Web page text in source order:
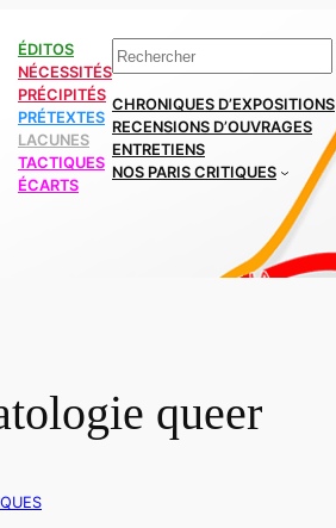
ÉDITOS
NÉCESSITÉS
PRÉCIPITÉS
PRÉTEXTES
LACUNES
TACTIQUES
ÉCARTS
Rechercher
CHRONIQUES D’EXPOSITIONS
RECENSIONS D’OUVRAGES
ENTRETIENS
NOS PARIS CRITIQUES
queer